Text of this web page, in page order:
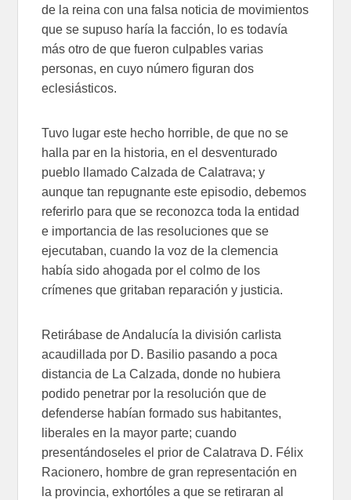
de la reina con una falsa noticia de movimientos
que se supuso haría la facción, lo es todavía
más otro de que fueron culpables varias
personas, en cuyo número figuran dos
eclesiásticos.
Tuvo lugar este hecho horrible, de que no se
halla par en la historia, en el desventurado
pueblo llamado Calzada de Calatrava; y
aunque tan repugnante este episodio, debemos
referirlo para que se reconozca toda la entidad
e importancia de las resoluciones que se
ejecutaban, cuando la voz de la clemencia
había sido ahogada por el colmo de los
crímenes que gritaban reparación y justicia.
Retirábase de Andalucía la división carlista
acaudillada por D. Basilio pasando a poca
distancia de La Calzada, donde no hubiera
podido penetrar por la resolución que de
defenderse habían formado sus habitantes,
liberales en la mayor parte; cuando
presentándoseles el prior de Calatrava D. Félix
Racionero, hombre de gran representación en
la provincia, exhortóles a que se retiraran al